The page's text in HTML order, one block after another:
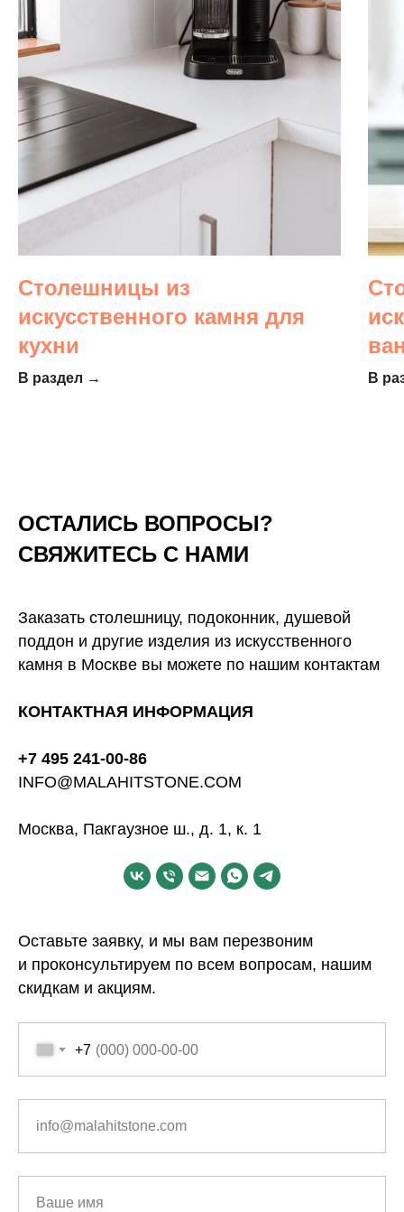
Столешницы из
искусственного камня для
кухни
В раздел → В
ОСТАЛИСЬ ВОПРОСЫ?
СВЯЖИТЕСЬ С НАМИ
Заказать столешницу, подоконник, душевой
поддон и другие изделия из искусственного
камня в Москве вы можете по нашим контактам
КОНТАКТНАЯ ИНФОРМАЦИЯ
+7 495 241-00-86
INFO@MALAHITSTONE.COM
Москва, Пакгаузное ш., д. 1, к. 1
Оставьте заявку, и мы вам перезвоним
и проконсультируем по всем вопросам, нашим
скидкам и акциям.
+7
info@malahitstone.com
Ваше имя